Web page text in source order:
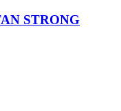
STRONG